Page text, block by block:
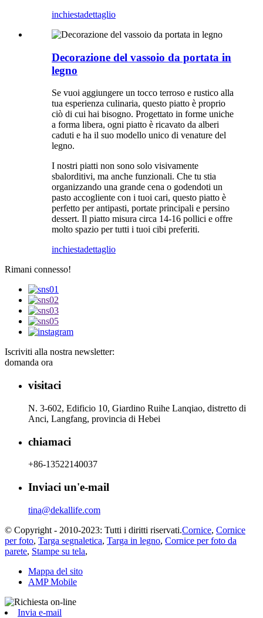
inchiestadettaglio
Decorazione del vassoio da portata in
legno
Se vuoi aggiungere un tocco terroso e rustico alla
tua esperienza culinaria, questo piatto è proprio
ciò di cui hai bisogno. Progettato in forme uniche
a forma libera, ogni piatto è ricavato da alberi
caduti e ha il suo modello unico di venature del
legno.
I nostri piatti non sono solo visivamente
sbalorditivi, ma anche funzionali. Che tu stia
organizzando una grande cena o godendoti un
pasto accogliente con i tuoi cari, questo piatto è
perfetto per antipasti, portate principali e persino
dessert. Il piatto misura circa 14-16 pollici e offre
molto spazio per tutti i tuoi cibi preferiti.
inchiestadettaglio
Rimani connesso!
Iscriviti alla nostra newsletter:
domanda ora
visitaci
N. 3-602, Edificio 10, Giardino Ruihe Lanqiao, distretto di
Anci, Langfang, provincia di Hebei
chiamaci
+86-13522140037
Inviaci un'e-mail
tina@dekallife.com
© Copyright - 2010-2023: Tutti i diritti riservati.Cornice, Cornice
per foto, Targa segnaletica, Targa in legno, Cornice per foto da
parete, Stampe su tela,
Mappa del sito
AMP Mobile
Invia e-mail